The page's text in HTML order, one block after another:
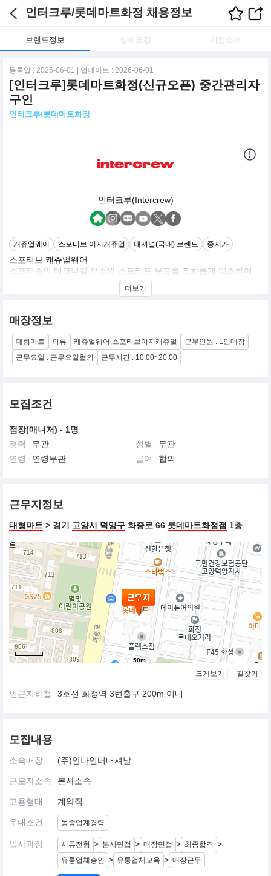
인터크루/롯데마트화정 채용정보
브랜드정보 상세요강 기업소개
등록일 : 2026-06-01 | 업데이트 : 2026-06-01
[인터크루]롯데마트화정(신규오픈) 중간관리자
구인
인터크루/롯데마트화정
인터크루(Intercrew)
캐쥬얼웨어 스포티브 이지캐쥬얼 내셔널(국내) 브랜드 중저가
스포티브 캐쥬얼웨어
스포티즘의 테크니컬 요소와 스트리트 무드를 조화롭게 믹스하여
젊음 자유 컬쳐를 놀이처럼 즐기는 세대에게
실용성과 스타일리쉬함을 겸비한 룩을 제안, 자유롭고 경쾌한 이미
더보기
매장정보
대형마트 의류 캐쥬얼웨어,스포티브이지캐쥬얼
근무인원 : 1인매장
근무요일 : 근무요일협의
근무시간 : 10:00~20:00
모집조건
점장(매니저) - 1명
경력
무관 성별
무관
연령
연령무관 급여 협의
근무지정보
대형마트 > 경기 고양시 덕양구 화중로 66 롯데마트화정점 1층
50m
크게보기 길찾기
인근지하철 3호선 화정역 3번출구 200m 이내
모집내용
소속매장 (주)안나인터내셔날
근로자소속 본사소속
고용형태 계약직
우대조건 동종업계경력
입사과정 서류전형 > 본사면접 > 매장면접 > 최종합격 >
유통업체승인 > 유통업체교육 > 매장근무